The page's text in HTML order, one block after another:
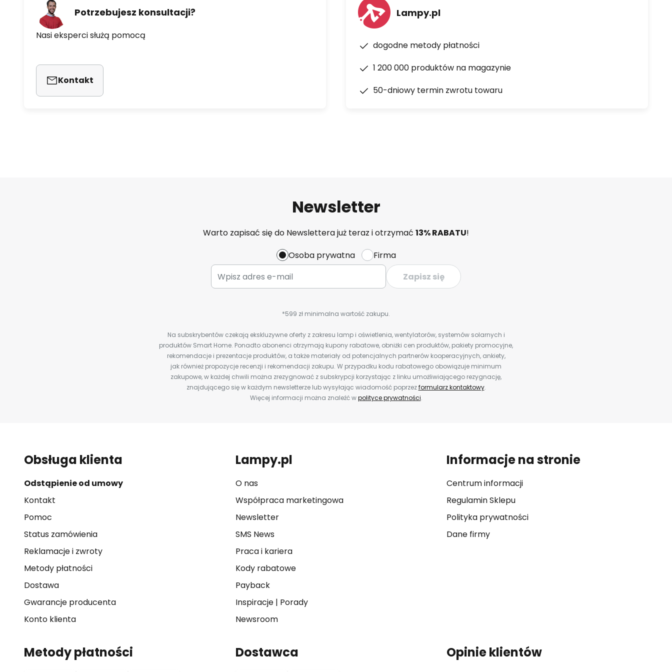
Potrzebujesz konsultacji?
Nasi eksperci służą pomocą
Kontakt
Lampy.pl
dogodne metody płatności
1 200 000 produktów na magazynie
50-dniowy termin zwrotu towaru
Newsletter
Warto zapisać się do Newslettera już teraz i otrzymać 13% RABATU!
Osoba prywatna
Firma
Zapisz się
*599 zł minimalna wartość zakupu.
Na subskrybentów czekają ekskluzywne oferty z zakresu lamp i oświetlenia, wentylatorów, systemów solarnych i
produktów Smart Home. Ponadto abonenci otrzymają kupony rabatowe, obniżki cen produktów, pakiety promocyjne,
rekomendacje i prezentacje produktów, a także materiały od potencjalnych partnerów kooperacyjnych, ankiety,
jak również propozycje recenzji i rekomendacji zakupu. W przypadku kodu rabatowego obowiązuje minimum
zakupowe, w każdej chwili można zrezygnować z subskrypcji korzystając z linku umożliwiającego rezygnację,
znajdującego się w każdym newsletterze lub wysyłając wiadomość poprzezformularz kontaktowy.
Więcej informacji można znaleźć wpolityce prywatności.
Obsługa klienta
Odstąpienie od umowy
Kontakt
Pomoc
Status zamówienia
Reklamacje i zwroty
Metody płatności
Dostawa
Gwarancje producenta
Konto klienta
Lampy.pl
O nas
Współpraca marketingowa
Newsletter
SMS News
Praca i kariera
Kody rabatowe
Payback
Inspiracje| Porady
Newsroom
Informacje na stronie
Centrum informacji
Regulamin Sklepu
Polityka prywatności
Dane firmy
Metody płatności Dostawca Opinie klientów